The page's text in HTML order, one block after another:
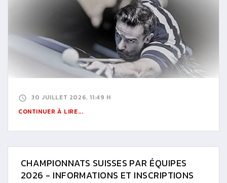
30 JUILLET 2026, 11:49 H
CONTINUER À LIRE...
CHAMPIONNATS SUISSES PAR ÉQUIPES
2026 - INFORMATIONS ET INSCRIPTIONS